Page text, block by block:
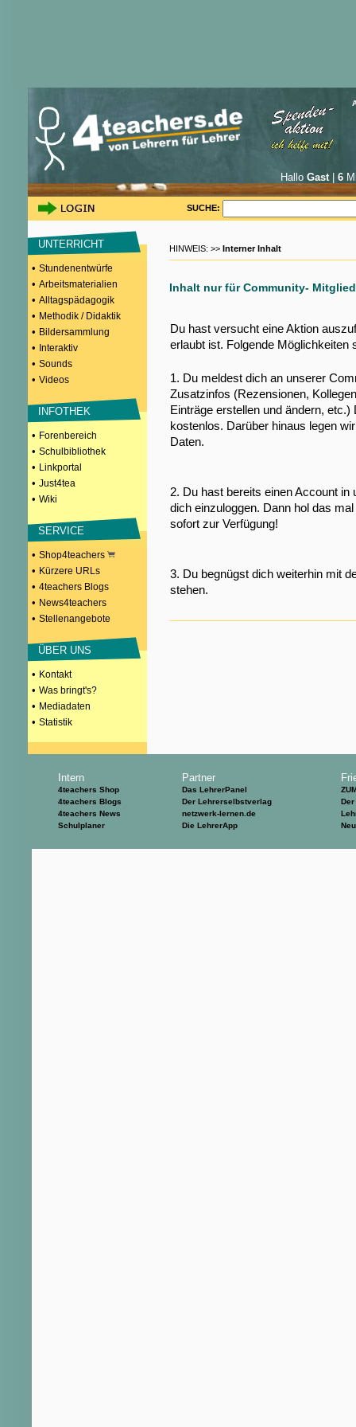
Hallo Gast| 6
SUCHE:
UNTERRICHT
• Stundenentwürfe
• Arbeitsmaterialien
• Alltagspädagogik
• Methodik / Didaktik
• Bildersammlung
• Interaktiv
• Sounds
• Videos
INFOTHEK
• Forenbereich
• Schulbibliothek
• Linkportal
• Just4tea
• Wiki
SERVICE
• Shop4teachers
• Kürzere URLs
• 4teachers Blogs
• News4teachers
• Stellenangebote
ÜBER UNS
• Kontakt
• Was bringt's?
• Mediadaten
• Statistik
HINWEIS: >> Interner Inhalt
Inhalt nur für Community-
Du hast versucht eine Aktion
erlaubt ist. Folgende Möglichkeiten
1. Du meldest dich an unserer
Zusatzinfos (Rezensionen,
Einträge erstellen und ändern,
kostenlos. Darüber hinaus legen
Daten.
2. Du hast bereits einen Account
dich einzuloggen. Dann hol das
sofort zur Verfügung!
3. Du begnügst dich weiterhin mit
stehen.
Intern
4teachers Shop
4teachers Blogs
4teachers News
Schulplaner
Partner
Das LehrerPanel
Der Lehrerselbstverlag
netzwerk-lernen.de
Die LehrerApp